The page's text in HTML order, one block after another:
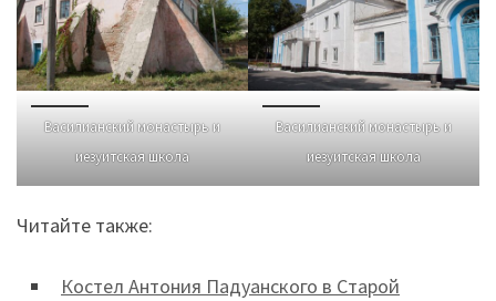
Василианский монастырь и
иезуитская школа
Василианский монастырь и
иезуитская школа
Читайте также:
Костел Антония Падуанского в Старой